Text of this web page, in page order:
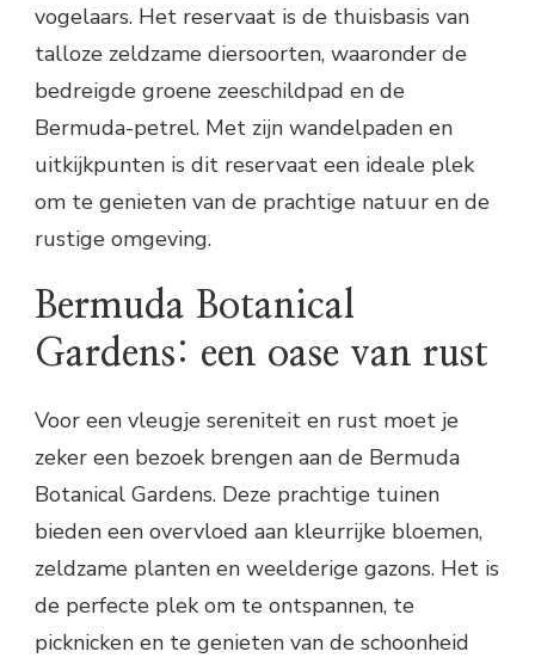
vogelaars. Het reservaat is de thuisbasis van
talloze zeldzame diersoorten, waaronder de
bedreigde groene zeeschildpad en de
Bermuda-petrel. Met zijn wandelpaden en
uitkijkpunten is dit reservaat een ideale plek
om te genieten van de prachtige natuur en de
rustige omgeving.
Bermuda Botanical
Gardens: een oase van rust
Voor een vleugje sereniteit en rust moet je
zeker een bezoek brengen aan de Bermuda
Botanical Gardens. Deze prachtige tuinen
bieden een overvloed aan kleurrijke bloemen,
zeldzame planten en weelderige gazons. Het is
de perfecte plek om te ontspannen, te
picknicken en te genieten van de schoonheid